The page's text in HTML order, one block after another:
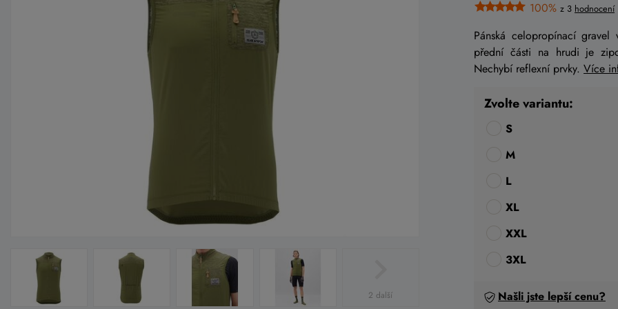
2 další
100% z 3 hodnocení
Pánská celopropínací
přední části na hrudi je
Nechybí reflexní prvky. Více
Zvolte variantu:
S
M
L
XL
XXL
3XL
Našli jste lepší cenu?